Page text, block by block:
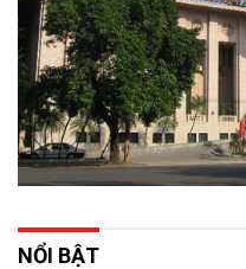
NỔI BẬT